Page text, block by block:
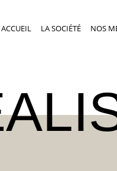
ACCUEIL LA SOCIÉTÉ NOS